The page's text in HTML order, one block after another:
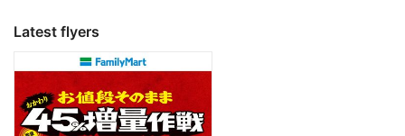
Latest flyers